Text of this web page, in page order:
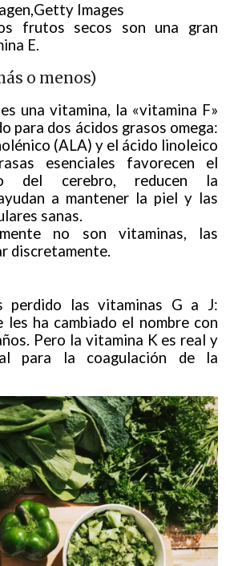
Getty Images
frutos secos son una gran
E.
o menos)
una vitamina, la «vitamina F»
para dos ácidos grasos omega:
(ALA) y el ácido linoleico
esenciales favorecen el
del cerebro, reducen la
a mantener la piel y las
sanas.
no son vitaminas, las
discretamente.
perdido las vitaminas G a J:
les ha cambiado el nombre con
Pero la vitamina K es real y
para la coagulación de la